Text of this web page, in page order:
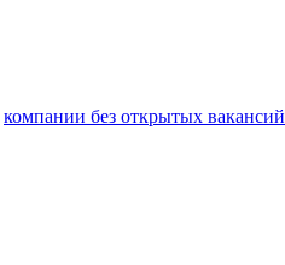
компании без открытых вакансий